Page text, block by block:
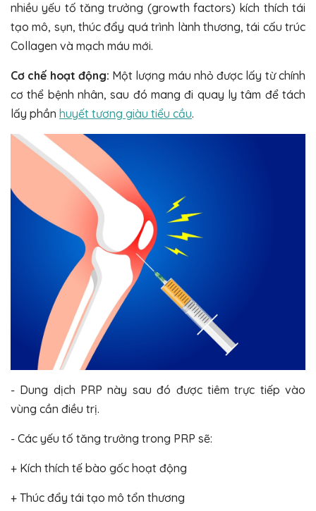
nhiều yếu tố tăng trưởng (growth factors) kích thích tái
tạo mô, sụn, thúc đẩy quá trình lành thương, tái cấu trúc
Collagen và mạch máu mới.
Cơ chế hoạt động: Một lượng máu nhỏ được lấy từ chính
cơ thể bệnh nhân, sau đó mang đi quay ly tâm để tách
lấy phần huyết tương giàu tiểu cầu.
- Dung dịch PRP này sau đó được tiêm trực tiếp vào
vùng cần điều trị.
- Các yếu tố tăng trưởng trong PRP sẽ:
+ Kích thích tế bào gốc hoạt động
+ Thúc đẩy tái tạo mô tổn thương